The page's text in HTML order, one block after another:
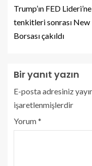
Trump’ın FED Lideri’ne
tenkitleri sonrası New
Borsası çakıldı
Bir yanıt yazın
E-posta adresiniz
işaretlenmişlerdir
Yorum*